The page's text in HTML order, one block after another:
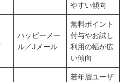
やすい傾向
ハッピーメー
ル／Jメール
無料ポイント
付与やお試し
利用の幅が広
い傾向
若年層ユーザ